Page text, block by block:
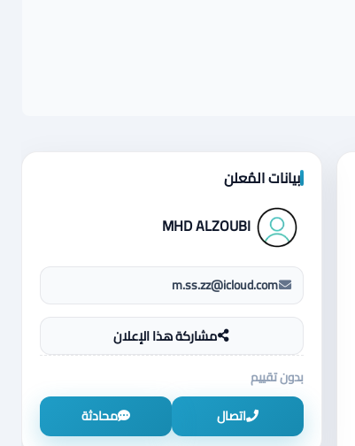
بيانات المُعلن
MHD ALZOUBI
m.ss.zz@icloud.com
مشاركة هذا الإعلان
بدون تقييم
اتصال
محادثة